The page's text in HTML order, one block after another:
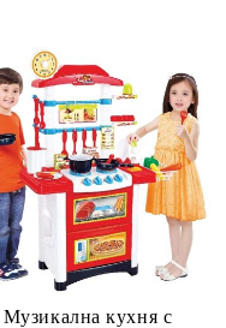
Музикална кухня с